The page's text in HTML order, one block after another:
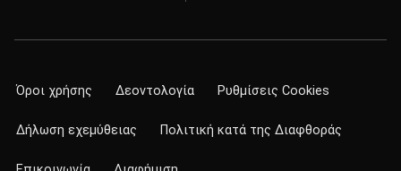
Όροι χρήσης Δεοντολογία Ρυθμίσεις Cookies
Δήλωση εχεμύθειας Πολιτική κατά της Διαφθοράς